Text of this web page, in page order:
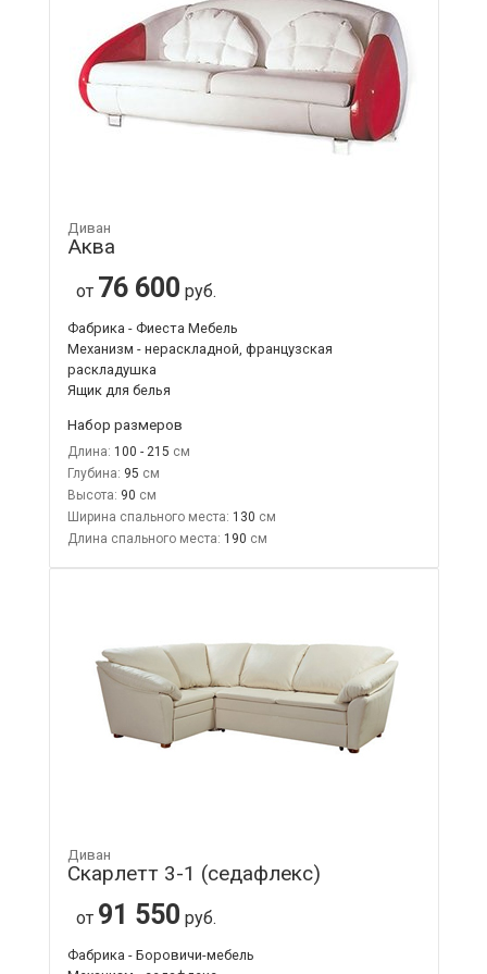
Диван
Аква
от 76 600 руб.
Фабрика - Фиеста Мебель
Механизм - нераскладной, французская
раскладушка
Ящик для белья
Набор размеров
Длина: 100 - 215
Глубина: 95
Высота: 90
Ширина спального места: 130
Длина спального места: 190
Диван
Скарлетт 3-1 (седафлекс)
от 91 550 руб.
Фабрика - Боровичи-мебель